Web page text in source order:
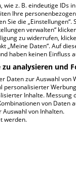
z. B. eindeutige IDs
Ihre
die „Einstellungen“.
verwalten“
zu widerrufen,
„Meine Daten“. Auf
haben keinen Einfluss
analysieren und
Daten zur Auswahl von
personalisierter
Inhalte. Messung
von Daten
von Inhalten.
werden.